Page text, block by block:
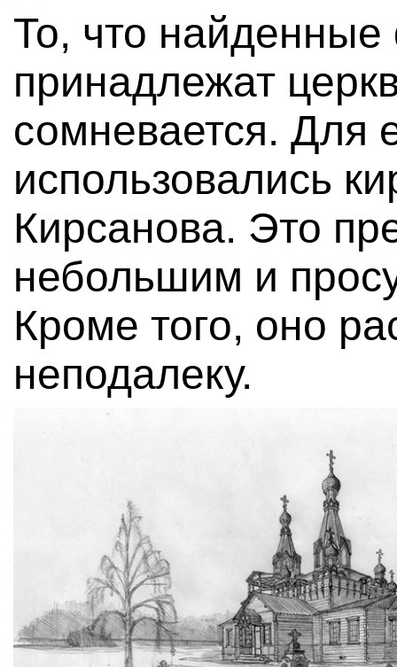
То, что
принадлежат
сомневается. Для
использовались
Кирсанова. Это
небольшим и
Кроме того, оно
неподалеку.